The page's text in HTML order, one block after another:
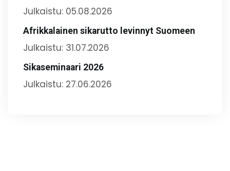
Julkaistu: 05.08.2026
Afrikkalainen sikarutto levinnyt Suomeen
Julkaistu: 31.07.2026
Sikaseminaari 2026
Julkaistu: 27.06.2026